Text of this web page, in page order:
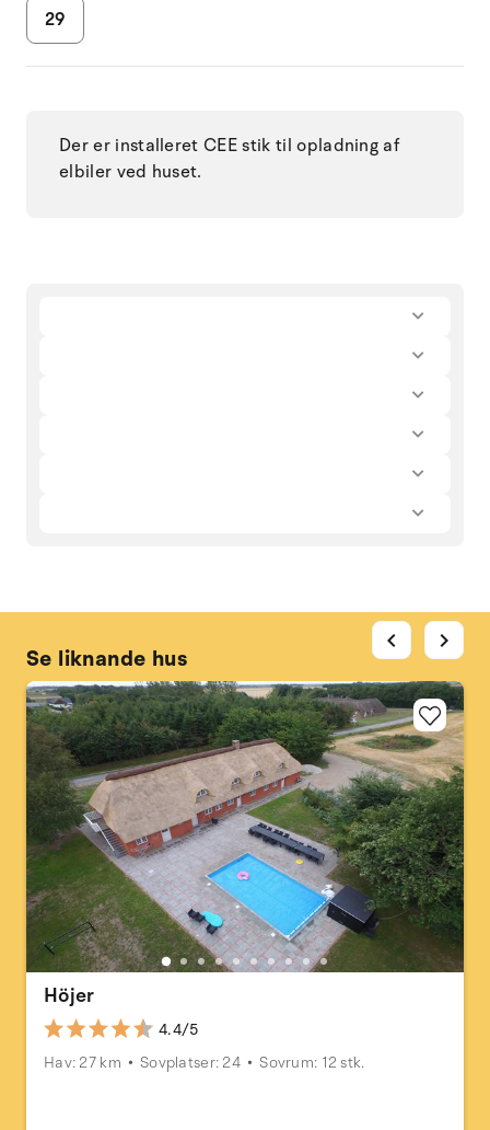
29
Der er installeret CEE stik til opladning af
elbiler ved huset.
Se liknande hus
Höjer
4.4/5
Hav: 27 km
Sovplatser: 24 Sovrum: 12 stk.
chevron_left chevron_right